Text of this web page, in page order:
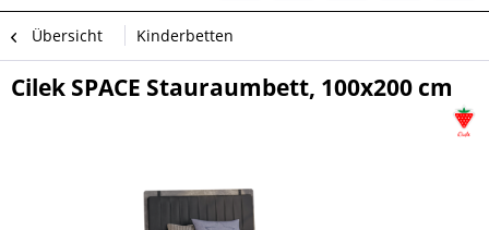
Übersicht Kinderbetten
Cilek SPACE Stauraumbett, 100x200 cm